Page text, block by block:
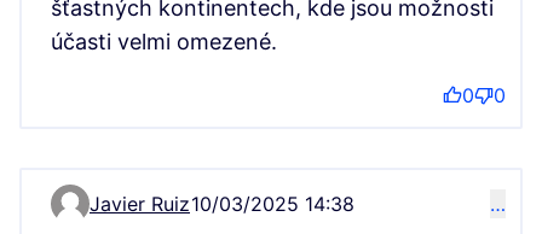
šťastných kontinentech, kde jsou možnosti
účasti velmi omezené.
0 0
Komentář 3268
Javier Ruiz10/03/2025 14:38 …